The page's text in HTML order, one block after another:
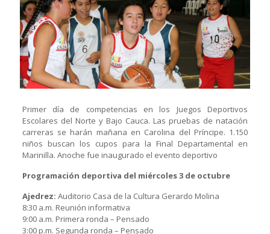
Primer día de competencias en los Juegos Deportivos
Escolares del Norte y Bajo Cauca. Las pruebas de natación
carreras se harán mañana en Carolina del Príncipe. 1.150
niños buscan los cupos para la Final Departamental en
Marinilla. Anoche fue inaugurado el evento deportivo
Programación deportiva del miércoles 3 de octubre
Ajedrez: Auditorio Casa de la Cultura Gerardo Molina
8:30 a.m. Reunión informativa
9:00 a.m. Primera ronda – Pensado
3:00 p.m. Segunda ronda – Pensado